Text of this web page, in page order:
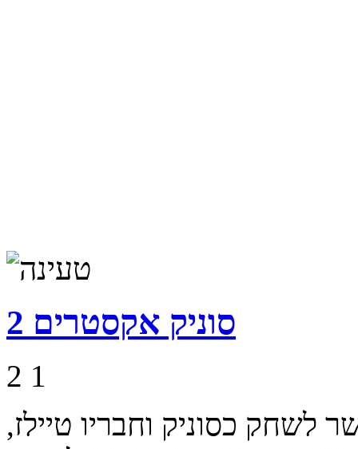
סוניק אקסטרים 2
2 1
כסוניק וחבריו טיילז,